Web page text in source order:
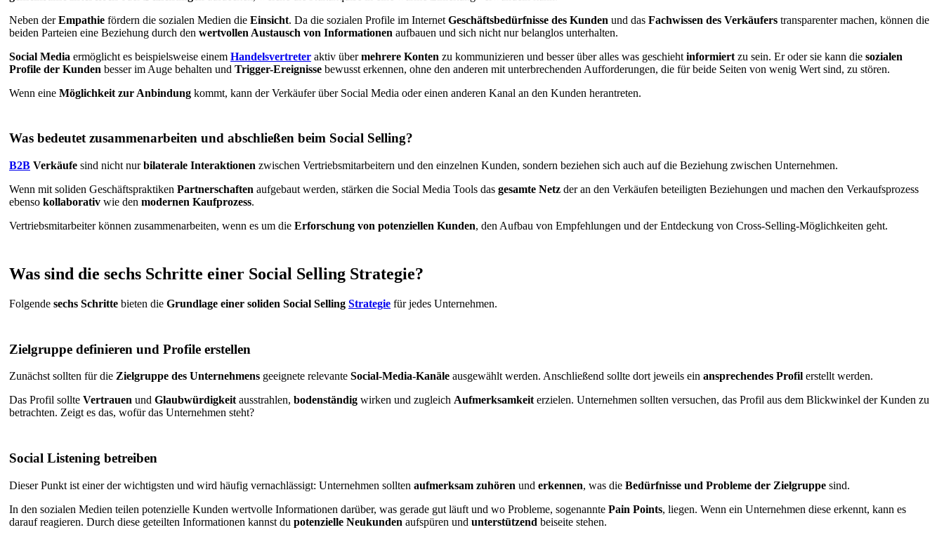
Neben derEmpathie fördern die sozialen Medien die Einsicht. Da die sozialen Profile im Internet Geschäftsbedürfnisse des Kunden und das Fachwissen des Verkäufers transparenter machen, können die
beiden Parteien eine Beziehung durch den wertvollen Austausch von Informationen aufbauen und sich nicht nur belanglos unterhalten.
Social Media ermöglicht es beispielsweise einem Handelsvertreter aktiv übermehrere Konten zu kommunizieren und besser über alles was geschieht informiert zu sein. Er oder sie kann die sozialen
Profile der Kunden besser im Auge behalten und Trigger-Ereignisse bewusst erkennen, ohne den anderen mit unterbrechenden Aufforderungen, die für beide Seiten von wenig Wert sind, zu stören.
Wenn eine Möglichkeit zur Anbindung kommt, kann der Verkäufer über Social Media oder einen anderen Kanal an den Kunden herantreten.
Was bedeutet zusammenarbeiten und abschließen beim Social Selling?
B2B Verkäufe sind nicht nurbilaterale Interaktionen zwischen Vertriebsmitarbeitern und den einzelnen Kunden, sondern beziehen sich auch auf die Beziehung zwischen Unternehmen.
Wenn mit soliden Geschäftspraktiken Partnerschaften aufgebaut werden, stärken die Social Media Tools das gesamte Netz der an den Verkäufen beteiligten Beziehungen und machen den Verkaufsprozess
ebenso kollaborativ wie den modernen Kaufprozess.
Vertriebsmitarbeiter können zusammenarbeiten, wenn es um die Erforschung von potenziellen Kunden, den Aufbau von Empfehlungen und der Entdeckung von Cross-Selling-Möglichkeiten geht.
Was sind die sechs Schritte einer Social Selling Strategie?
Folgende sechs Schritte bieten die Grundlage einer soliden Social Selling Strategie für jedes Unternehmen.
Zielgruppe definieren und Profile erstellen
Zunächst sollten für die Zielgruppe des Unternehmens geeignete relevante Social-Media-Kanäle ausgewählt werden. Anschließend sollte dort jeweils ein ansprechendes Profil erstellt werden.
Das Profil sollte Vertrauen und Glaubwürdigkeitausstrahlen, bodenständig wirken und zugleich Aufmerksamkeiterzielen. Unternehmen sollten versuchen, das Profil aus dem Blickwinkel der Kunden zu
betrachten. Zeigt es das, wofür das Unternehmen steht?
Social Listening betreiben
Dieser Punkt ist einer der wichtigsten und wird häufig vernachlässigt: Unternehmen sollten aufmerksam zuhören und erkennen, was die Bedürfnisse und Probleme der Zielgruppe sind.
In den sozialen Medien teilen potenzielle Kunden wertvolle Informationen darüber, was gerade gut läuft und wo Probleme, sogenannte Pain Points, liegen. Wenn ein Unternehmen diese erkennt, kann es
darauf reagieren. Durch diese geteilten Informationen kannst du potenzielle Neukunden aufspüren und unterstützend beiseite stehen.